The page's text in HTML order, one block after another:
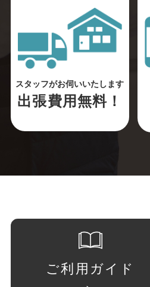
スタッフがお伺いいたします
出張費用無料！
ご利用ガイド